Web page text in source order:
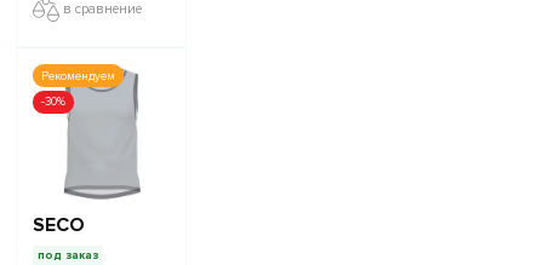
в сравнение
Рекомендуем
-30%
SECO
под заказ